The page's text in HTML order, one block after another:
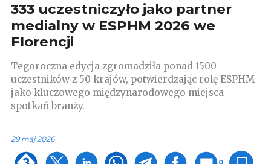
333 uczestniczyło jako partner
medialny w ESPHM 2026 we
Florencji
Tegoroczna edycja zgromadziła ponad 1500
uczestników z 50 krajów, potwierdzając rolę ESPHM
jako kluczowego międzynarodowego miejsca
spotkań branży.
29 maj 2026